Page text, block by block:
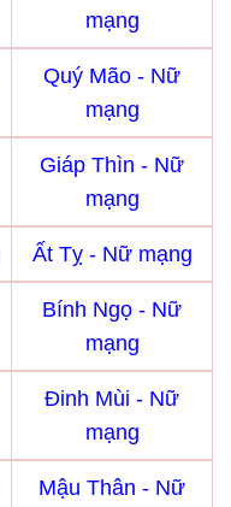
mạng
Quý Mão - Nữ
mạng
Giáp Thìn - Nữ
mạng
Ất Tỵ - Nữ mạng
Bính Ngọ - Nữ
mạng
Đinh Mùi - Nữ
mạng
Mậu Thân - Nữ